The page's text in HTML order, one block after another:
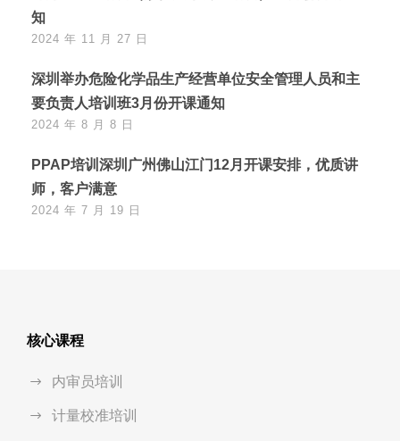
知
2024 年 11 月 27 日
深圳举办危险化学品生产经营单位安全管理人员和主
要负责人培训班3月份开课通知
2024 年 8 月 8 日
PPAP培训深圳广州佛山江门12月开课安排，优质讲
师，客户满意
2024 年 7 月 19 日
核心课程
内审员培训
计量校准培训